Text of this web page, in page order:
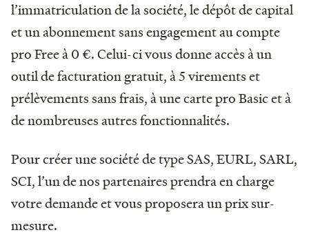
l’immatriculation de la société, le dépôt de capital
et un abonnement sans engagement au compte
pro Free à 0 €. Celui-ci vous donne accès à un
outil de facturation gratuit, à 5 virements et
prélèvements sans frais, à une carte pro Basic et à
de nombreuses autres fonctionnalités.
Pour créer une société de type SAS, EURL, SARL,
SCI, l’un de nos partenaires prendra en charge
votre demande et vous proposera un prix sur-
mesure.